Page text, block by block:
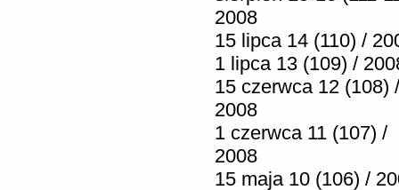
2008
15 lipca 14 (110) /
1 lipca 13 (109) /
15 czerwca 12 (108) /
2008
1 czerwca 11 (107) /
2008
15 maja 10 (106) /